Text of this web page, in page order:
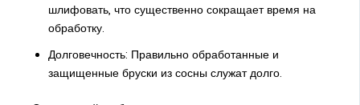
шлифовать, что существенно сокращает время на
обработку.
Долговечность: Правильно обработанные и
защищенные бруски из сосны служат долго.